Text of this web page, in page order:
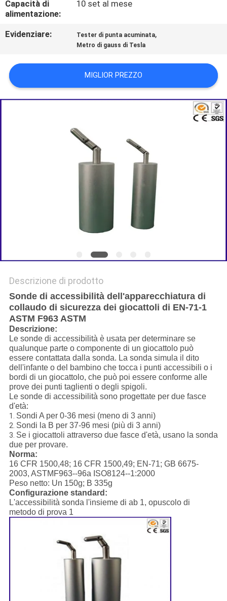
DEL
SITO
POLITICA
SULLA
PRIVACY
Capacità di
alimentazione:
10 set al mese
Evidenziare: Tester di punta acuminata,
Metro di gauss di Tesla
MIGLIOR PREZZO
Descrizione di prodotto
Sonde di accessibilità dell'apparecchiatura di
collaudo di sicurezza dei giocattoli di EN-71-1
ASTM F963 ASTM
Descrizione:
Le sonde di accessibilità è usata per determinare se
qualunque parte o componente di un giocattolo può
essere contattata dalla sonda. La sonda simula il dito
dell'infante o del bambino che tocca i punti accessibili o i
bordi di un giocattolo, che può poi essere conforme alle
prove dei punti taglienti o degli spigoli.
Le sonde di accessibilità sono progettate per due fasce
d'età:
1. Sondi A per 0-36 mesi (meno di 3 anni)
2. Sondi la B per 37-96 mesi (più di 3 anni)
3. Se i giocattoli attraverso due fasce d'età, usano la sonda
due per provare.
Norma:
16 CFR 1500,48; 16 CFR 1500,49; EN-71; GB 6675-
2003, ASTMF963--96a ISO8124--1:2000
Peso netto: Un 150g; B 335g
Configurazione standard:
L'accessibilità sonda l'insieme di ab 1, opuscolo di
metodo di prova 1